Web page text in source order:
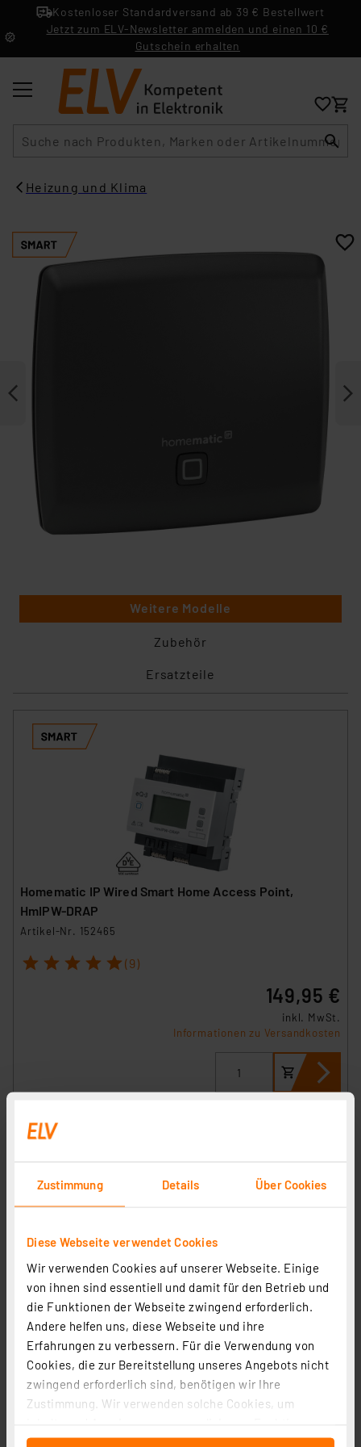
Zustimmung Details Über Cookies
Diese Webseite verwendet Cookies
Wir verwenden Cookies auf unserer Webseite. Einige
von ihnen sind essentiell und damit für den Betrieb und
die Funktionen der Webseite zwingend erforderlich.
Andere helfen uns, diese Webseite und ihre
Erfahrungen zu verbessern. Für die Verwendung von
Cookies, die zur Bereitstellung unseres Angebots nicht
zwingend erforderlich sind, benötigen wir Ihre
Zustimmung. Wir verwenden solche Cookies, um
für soziale Medien anbieten zu können und die Zugriffe
Kostenloser Standardversand ab 39 € Bestellwert
Jetzt zum ELV-Newsletter anmelden und einen 10 €
Gutschein erhalten
Heizung und Klima
Weitere Modelle
Zubehör
Ersatzteile
Homematic IP Wired Smart Home Access Point,
HmIPW-DRAP
Artikel-Nr. 152465
1 2 3 4 5 (9)
149,95 €
inkl. MwSt.
Informationen zu Versandkosten
Smart Home Zentrale CCU3, HmIP-CCU3
Artikel-Nr. 151965
2 3 4 5
179,95 €
inkl. MwSt.